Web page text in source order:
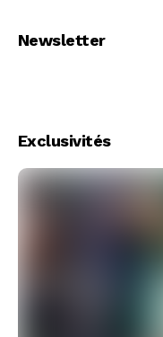
Newsletter
Exclusivités